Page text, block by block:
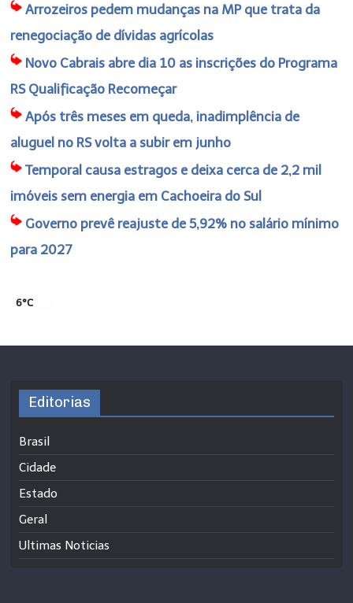
Arrozeiros pedem mudanças na MP que trata da
renegociação de dívidas agrícolas
Novo Cabrais abre dia 10 as inscrições do Programa
RS Qualificação Recomeçar
Após três meses em queda, inadimplência de
aluguel no RS volta a subir em junho
Temporal causa estragos e deixa cerca de 2,2 mil
imóveis sem energia em Cachoeira do Sul
Governo prevê reajuste de 5,92% no salário mínimo
para 2027
6°C
Editorias
Brasil
Cidade
Estado
Geral
Ultimas Noticias